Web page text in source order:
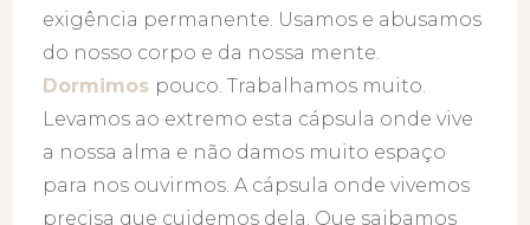
exigência permanente. Usamos e abusamos
do nosso corpo e da nossa mente.
Dormimos pouco. Trabalhamos muito.
Levamos ao extremo esta cápsula onde vive
a nossa alma e não damos muito espaço
para nos ouvirmos. A cápsula onde vivemos
precisa que cuidemos dela. Que saibamos